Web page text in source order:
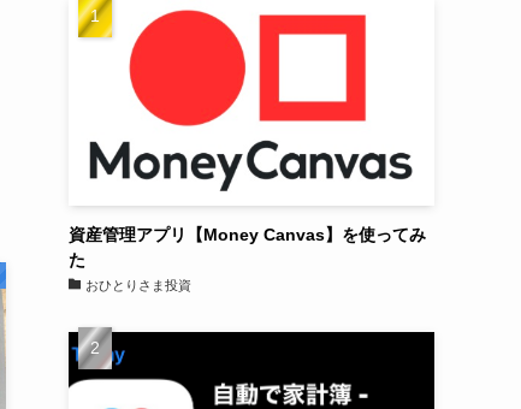
資産管理アプリ【Money Canvas】を使ってみ
た
おひとりさま投資